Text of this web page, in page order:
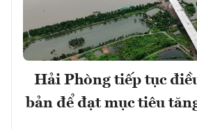
Hải Phòng tiếp tục
bản để đạt mục tiêu